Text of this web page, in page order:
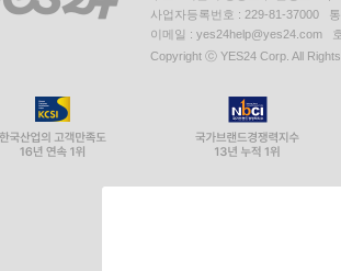
사업자등록번호 : 229-81-37000
이메일 : yes24help@yes24.com
Copyright ⓒ YES24 Corp. All